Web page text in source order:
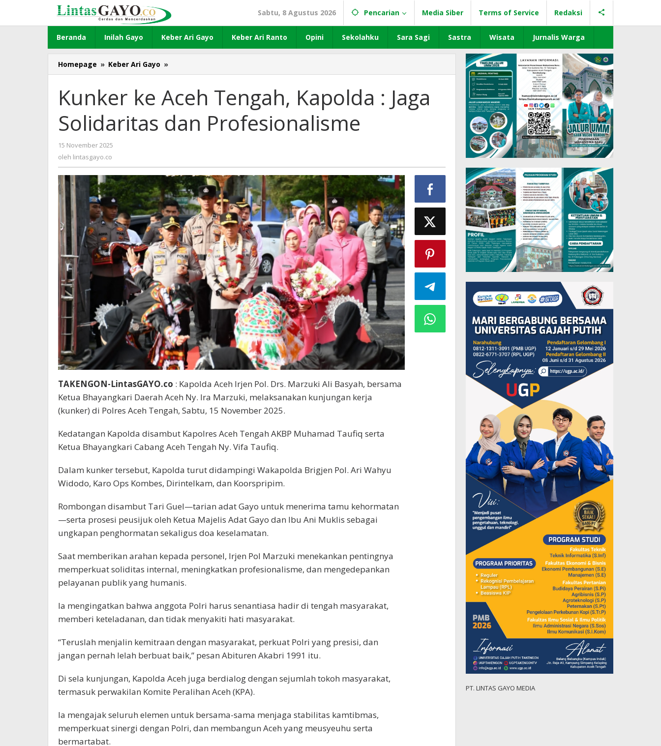
konten
Sabtu, 8 Agustus 2026 Pencarian Media Siber Terms of Service Redaksi
Beranda Inilah Gayo Keber Ari Gayo Keber Ari Ranto Opini Sekolahku Sara Sagi Sastra Wisata Jurnalis Warga
Homepage » Keber Ari Gayo »
ke
Tengah,
Kapolda
Jaga
Kunker ke Aceh Tengah, Kapolda : Jaga
Solidaritas dan Profesionalisme
15 November 2025
oleh lintasgayo.co
TAKENGON-LintasGAYO.co : Kapolda Aceh Irjen Pol. Drs. Marzuki Ali Basyah, bersama
Ketua Bhayangkari Daerah Aceh Ny. Ira Marzuki, melaksanakan kunjungan kerja
(kunker) di Polres Aceh Tengah, Sabtu, 15 November 2025.
Kedatangan Kapolda disambut Kapolres Aceh Tengah AKBP Muhamad Taufiq serta
Ketua Bhayangkari Cabang Aceh Tengah Ny. Vifa Taufiq.
Dalam kunker tersebut, Kapolda turut didampingi Wakapolda Brigjen Pol. Ari Wahyu
Widodo, Karo Ops Kombes, Dirintelkam, dan Koorspripim.
Rombongan disambut Tari Guel—tarian adat Gayo untuk menerima tamu kehormatan
—serta prosesi peusijuk oleh Ketua Majelis Adat Gayo dan Ibu Ani Muklis sebagai
ungkapan penghormatan sekaligus doa keselamatan.
Saat memberikan arahan kepada personel, Irjen Pol Marzuki menekankan pentingnya
memperkuat soliditas internal, meningkatkan profesionalisme, dan mengedepankan
pelayanan publik yang humanis.
Ia mengingatkan bahwa anggota Polri harus senantiasa hadir di tengah masyarakat,
memberi keteladanan, dan tidak menyakiti hati masyarakat.
“Teruslah menjalin kemitraan dengan masyarakat, perkuat Polri yang presisi, dan
jangan pernah lelah berbuat baik,” pesan Abituren Akabri 1991 itu.
Di sela kunjungan, Kapolda Aceh juga berdialog dengan sejumlah tokoh masyarakat,
termasuk perwakilan Komite Peralihan Aceh (KPA).
Ia mengajak seluruh elemen untuk bersama-sama menjaga stabilitas kamtibmas,
memperkuat sinergi dengan Polri, dan membangun Aceh yang meusyeuhu serta
bermartabat.
PT. LINTAS GAYO MEDIA